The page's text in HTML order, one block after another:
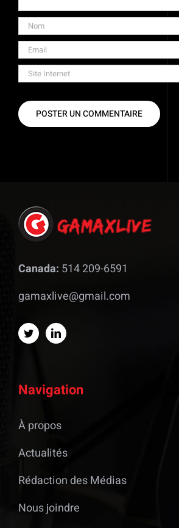
Canada: 514 209-6591
gamaxlive@gmail.com
Navigation
À propos
Actualités
Rédaction des Médias
Nous joindre